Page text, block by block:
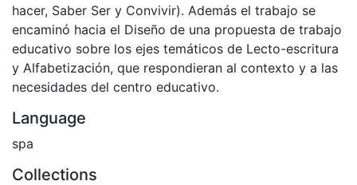
hacer, Saber Ser y Convivir). Además el trabajo se
encaminó hacia el Diseño de una propuesta de trabajo
educativo sobre los ejes temáticos de Lecto-escritura
y Alfabetización, que respondieran al contexto y a las
necesidades del centro educativo.
Language
spa
Collections